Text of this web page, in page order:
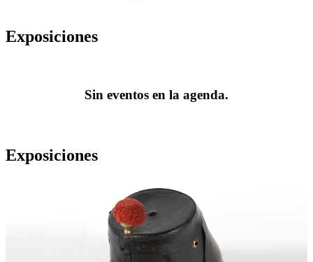
Exposiciones
Sin eventos en la agenda.
Exposiciones